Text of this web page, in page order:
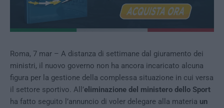
Roma, 7 mar – A distanza di settimane dal giuramento dei
ministri, il nuovo governo non ha ancora incaricato alcuna
figura per la gestione della complessa situazione in cui versa
il settore sportivo. All’eliminazione del ministero dello Sport
ha fatto seguito l’annuncio di voler delegare alla materia un